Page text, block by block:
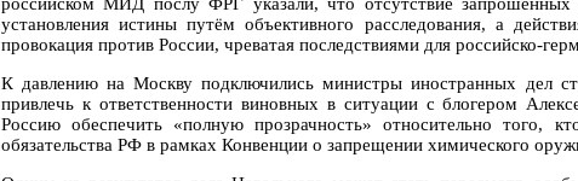
установления истины путём объективного расследования, а
провокация против России, чреватая последствиями для российско-
К давлению на Москву подключились министры иностранных дел
привлечь к ответственности виновных в ситуации с блогером
Россию обеспечить «полную прозрачность» относительно того,
обязательства РФ в рамках Конвенции о запрещении химического